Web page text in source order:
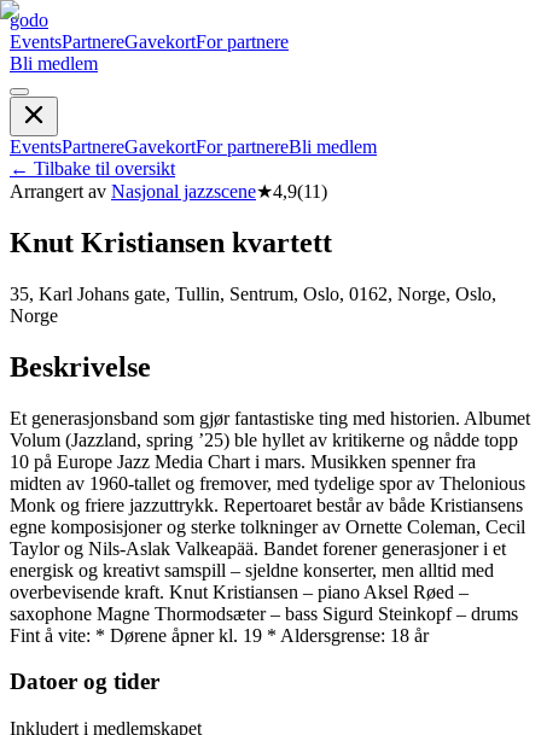
godo
EventsPartnereGavekortFor partnere
Bli medlem
EventsPartnereGavekortFor partnereBli medlem
← Tilbake til oversikt
Arrangert av Nasjonal jazzscene★4,9(11)
Knut Kristiansen kvartett
35, Karl Johans gate, Tullin, Sentrum, Oslo, 0162, Norge, Oslo,
Norge
Beskrivelse
Et generasjonsband som gjør fantastiske ting med historien. Albumet
Volum (Jazzland, spring ’25) ble hyllet av kritikerne og nådde topp
10 på Europe Jazz Media Chart i mars. Musikken spenner fra
midten av 1960-tallet og fremover, med tydelige spor av Thelonious
Monk og friere jazzuttrykk. Repertoaret består av både Kristiansens
egne komposisjoner og sterke tolkninger av Ornette Coleman, Cecil
Taylor og Nils-Aslak Valkeapää. Bandet forener generasjoner i et
energisk og kreativt samspill – sjeldne konserter, men alltid med
overbevisende kraft. Knut Kristiansen – piano Aksel Røed –
saxophone Magne Thormodsæter – bass Sigurd Steinkopf – drums
Fint å vite: * Dørene åpner kl. 19 * Aldersgrense: 18 år
Datoer og tider
Inkludert i medlemskapet